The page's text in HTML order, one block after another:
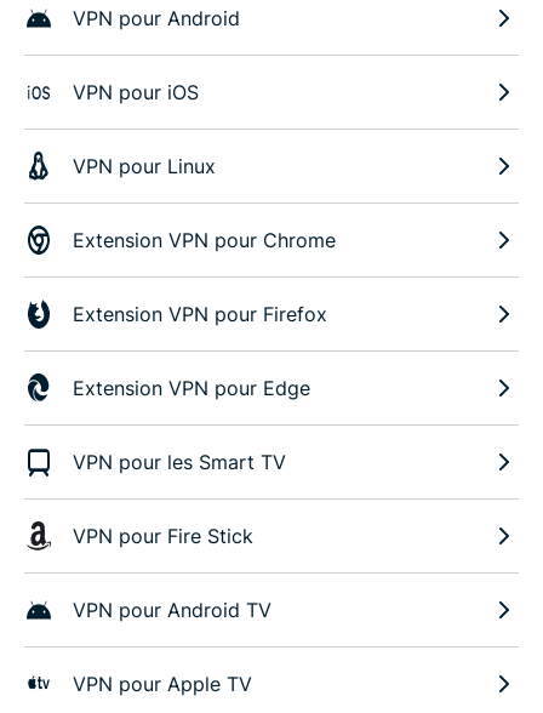
VPN pour Android
VPN pour iOS
VPN pour Linux
Extension VPN pour Chrome
Extension VPN pour Firefox
Extension VPN pour Edge
VPN pour les Smart TV
VPN pour Fire Stick
VPN pour Android TV
VPN pour Apple TV